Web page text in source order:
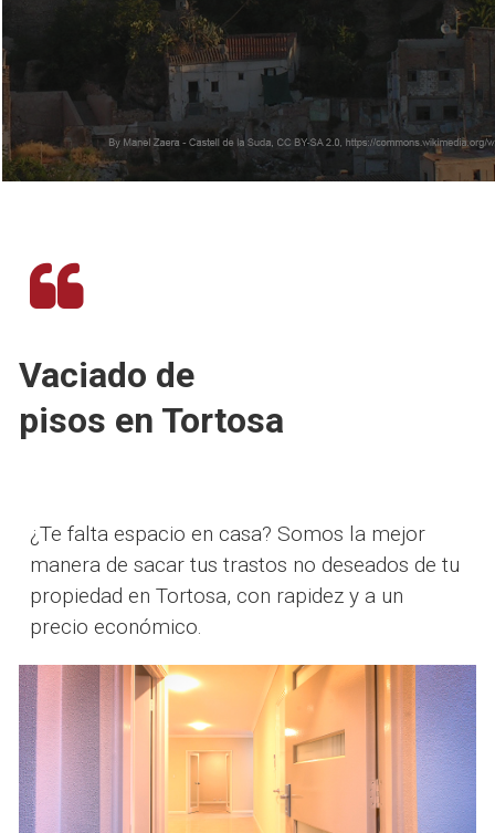
Vaciado de
pisos en Tortosa
¿Te falta espacio en casa? Somos la mejor
manera de sacar tus trastos no deseados de tu
propiedad en Tortosa, con rapidez y a un
precio económico.